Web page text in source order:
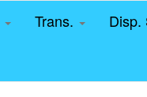
Trans. Disp.